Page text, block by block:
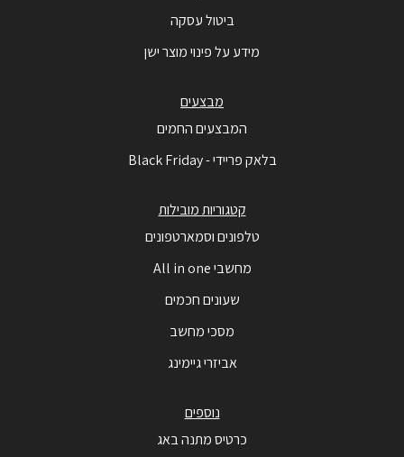
ביטול עסקה
מידע על פינוי מוצר ישן
מבצעים
המבצעים החמים
בלאק פריידי - Black Friday
קטגוריות מובילות
טלפונים וסמארטפונים
מחשבי All in one
שעונים חכמים
מסכי מחשב
אביזרי גיימינג
נוספים
כרטיס מתנה באג